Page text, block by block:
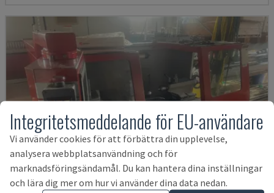
Integritetsmeddelande för EU-användare
Vi använder cookies för att förbättra din upplevelse,
analysera webbplatsanvändning och för
marknadsföringsändamål. Du kan hantera dina inställningar
och lära dig mer om hur vi använder dina data nedan.